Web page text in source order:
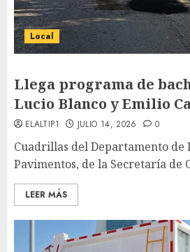
Local
Llega programa de
Lucio Blanco y Emilio
ELALTIP1 JULIO 14, 2026 0
Cuadrillas del Departamento de
Pavimentos, de la Secretaría de
LEER MÁS